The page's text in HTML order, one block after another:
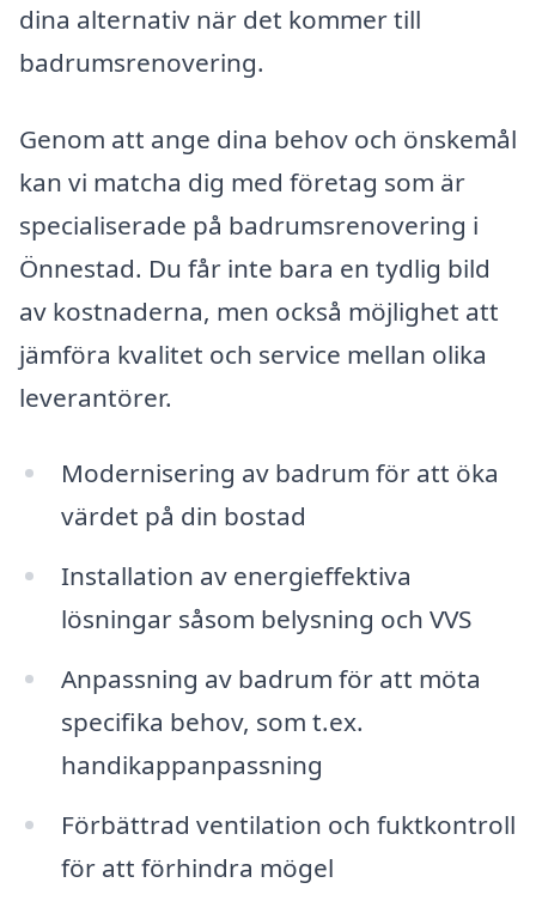
dina alternativ när det kommer till
badrumsrenovering.
Genom att ange dina behov och önskemål
kan vi matcha dig med företag som är
specialiserade på badrumsrenovering i
Önnestad. Du får inte bara en tydlig bild
av kostnaderna, men också möjlighet att
jämföra kvalitet och service mellan olika
leverantörer.
Modernisering av badrum för att öka
värdet på din bostad
Installation av energieffektiva
lösningar såsom belysning och VVS
Anpassning av badrum för att möta
specifika behov, som t.ex.
handikappanpassning
Förbättrad ventilation och fuktkontroll
för att förhindra mögel